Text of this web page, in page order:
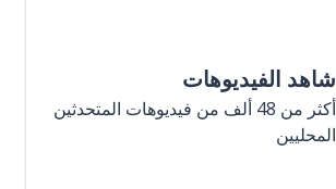
شاهد الفيديوهات
أكثر من 48 ألف من فيديوهات المتحدثين
المحليين